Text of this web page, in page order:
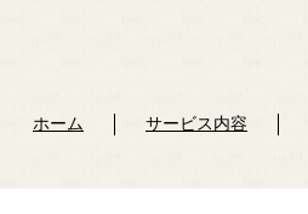
ホーム サービス内容